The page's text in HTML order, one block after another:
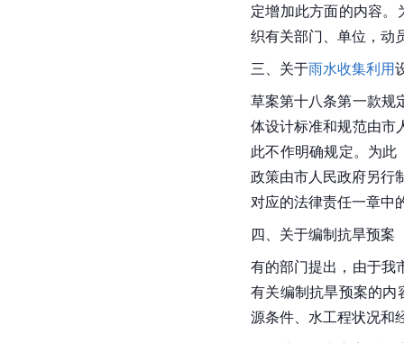
定增加此方面的内容。
织有关部门、单位，动
三、关于雨水收集利用
草案第十八条第一款规
体设计标准和规范由市
此不作明确规定。为此
政策由市人民政府另行
对应的法律责任一章中
四、关于编制抗旱预案
有的部门提出，由于我
有关编制抗旱预案的内
源条件、水工程状况和